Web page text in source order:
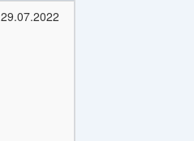
29.07.2022